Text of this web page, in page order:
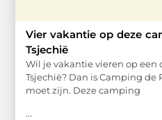
Vier vakantie op deze
Tsjechië
Wil je vakantie vieren op
Tsjechië? Dan is Camping
moet zijn. Deze camping
...